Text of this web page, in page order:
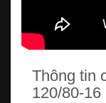
Thông tin
120/80-16